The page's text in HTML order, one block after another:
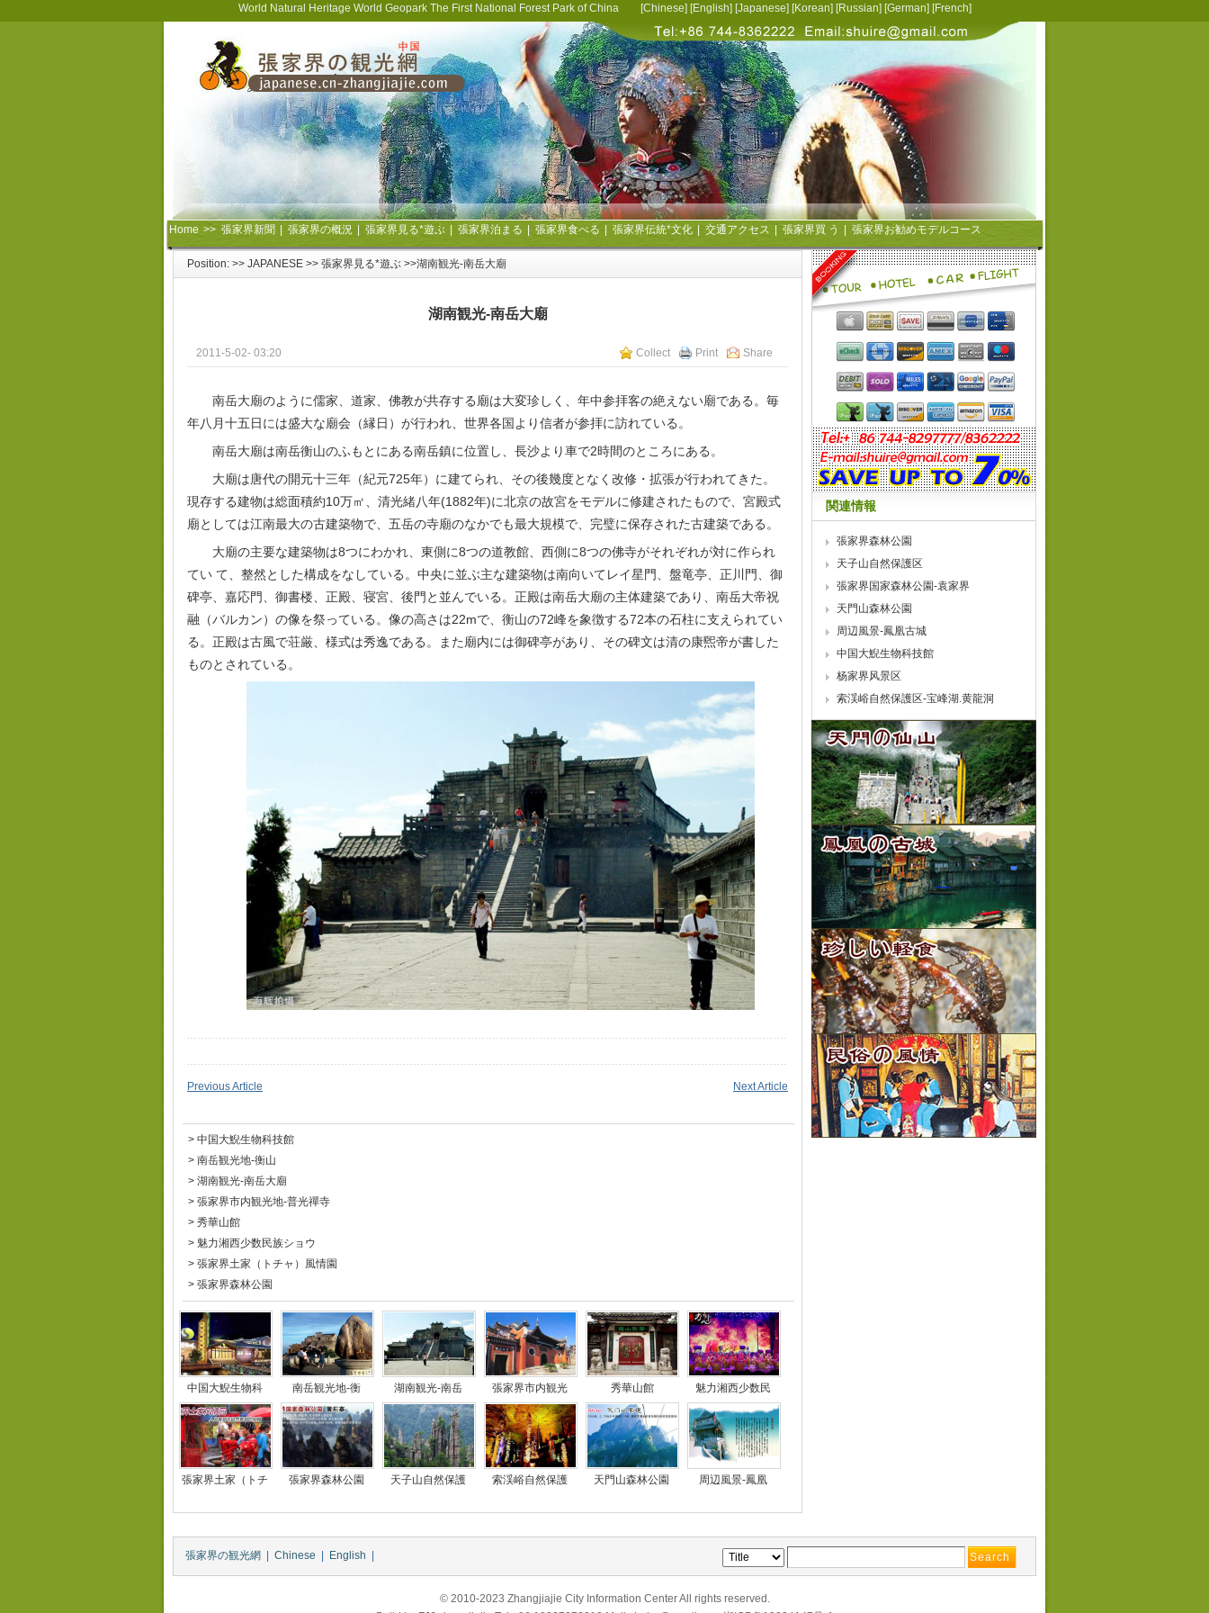
World Natural Heritage World Geopark The First National Forest Park of China [Chinese] [English] [Japanese] [Korean] [Russian] [German] [French]
Home >> 張家界新聞 張家界の概況 張家界見る*遊ぶ 張家界泊まる 張家界食べる 張家界伝統*文化 交通アクセス 張家界買 う 張家界お勧めモデルコース
Position: >> JAPANESE >> 張家界見る*遊ぶ >>湖南観光-南岳大廟
湖南観光-南岳大廟
Collect Print Share
2011-5-02- 03:20
南岳大廟のように儒家、道家、佛教が共存する廟は大変珍しく、年中参拝客の絶えない廟である。毎
年八月十五日には盛大な廟会（縁日）が行われ、世界各国より信者が参拝に訪れている。
南岳大廟は南岳衡山のふもとにある南岳鎮に位置し、長沙より車で2時間のところにある。
大廟は唐代の開元十三年（紀元725年）に建てられ、その後幾度となく改修・拡張が行われてきた。
現存する建物は総面積約10万㎡、清光緒八年(1882年)に北京の故宮をモデルに修建されたもので、宮殿式
廟としては江南最大の古建築物で、五岳の寺廟のなかでも最大規模で、完璧に保存された古建築である。
大廟の主要な建築物は8つにわかれ、東側に8つの道教館、西側に8つの佛寺がそれぞれが対に作られ
てい て、整然とした構成をなしている。中央に並ぶ主な建築物は南向いてレイ星門、盤竜亭、正川門、御
碑亭、嘉応門、御書楼、正殿、寝宮、後門と並んでいる。正殿は南岳大廟の主体建築であり、南岳大帝祝
融（バルカン）の像を祭っている。像の高さは22mで、衡山の72峰を象徴する72本の石柱に支えられてい
る。正殿は古風で荘厳、様式は秀逸である。また廟内には御碑亭があり、その碑文は清の康煕帝が書した
ものとされている。
Previous Article Next Article
> 中国大鯢生物科技館
> 南岳観光地-衡山
> 湖南観光-南岳大廟
> 張家界市内観光地-普光禪寺
> 秀華山館
> 魅力湘西少数民族ショウ
> 張家界土家（トチャ）風情園
> 張家界森林公園
I
中国大鯢生物科 南岳観光地-衡 湖南観光-南岳 張家界市内観光 秀華山館 魅力湘西少数民
張家界土家（トチ 張家界森林公園 天子山自然保護 索渓峪自然保護 天門山森林公園 周辺風景-鳳凰
関連情報
張家界森林公園
天子山自然保護区
張家界国家森林公園-袁家界
天門山森林公園
周辺風景-鳳凰古城
中国大鯢生物科技館
杨家界风景区
索渓峪自然保護区-宝峰湖.黄龍洞
張家界の観光網 | Chinese | English |
© 2010-2023 Zhangjiajie City Information Center All rights reserved.